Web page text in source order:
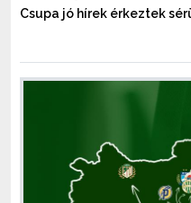
Csupa jó hírek érkeztek